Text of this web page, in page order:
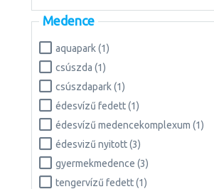
Medence
aquapark (1)
csúszda (1)
csúszdapark (1)
édesvízű fedett (1)
édesvízű medencekomplexum (1)
édesvizű nyitott (3)
gyermekmedence (3)
tengervízű fedett (1)